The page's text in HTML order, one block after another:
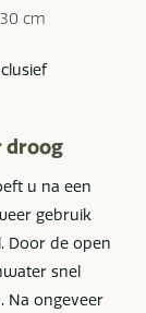
cm
droog
u na een
gebruik
Door de open
snel
Na ongeveer